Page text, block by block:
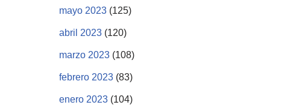
mayo 2023 (125)
abril 2023 (120)
marzo 2023 (108)
febrero 2023 (83)
enero 2023 (104)